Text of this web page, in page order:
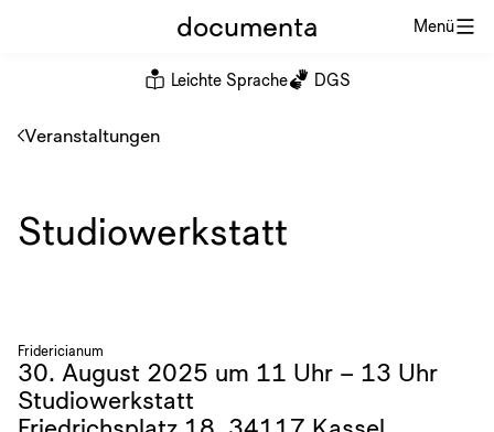
Menü
documenta
Leichte Sprache DGS
Veranstaltungen
Studiowerkstatt
Fridericianum
30. August 2025 um 11 Uhr – 13 Uhr
Studiowerkstatt